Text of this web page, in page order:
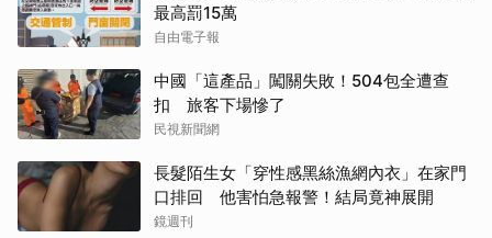
最高罰15萬
自由電子報
中國「這產品」闖關失敗！504包全遭查
扣 旅客下場慘了
民視新聞網
長髮陌生女「穿性感黑絲漁網內衣」在家門
口排回 他害怕急報警！結局竟神展開
鏡週刊